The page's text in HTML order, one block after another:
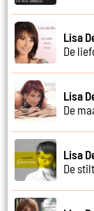
Lisa
De
Lisa
De
Lisa
De